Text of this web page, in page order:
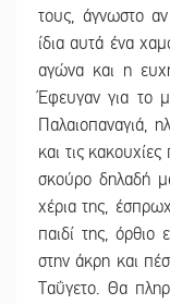
τους, άγνωστο
ίδια αυτά ένα
αγώνα και η
Έφευγαν για το
Παλαιοπαναγιά,
και τις
σκούρο δηλαδή
χέρια της,
παιδί της, όρθιο
στην άκρη και
Ταΰγετο. Θα